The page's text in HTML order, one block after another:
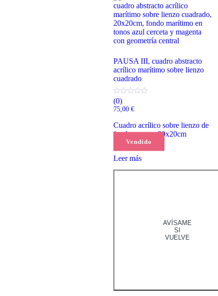
Vendido
PAUSA III, cuadro abstracto
acrílico marítimo sobre lienzo
cuadrado
(0)
75,00 €
Cuadro acrílico sobre lienzo de
fondo grueso, 20x20cm
Leer más
AVÍSAME
SI
VUELVE